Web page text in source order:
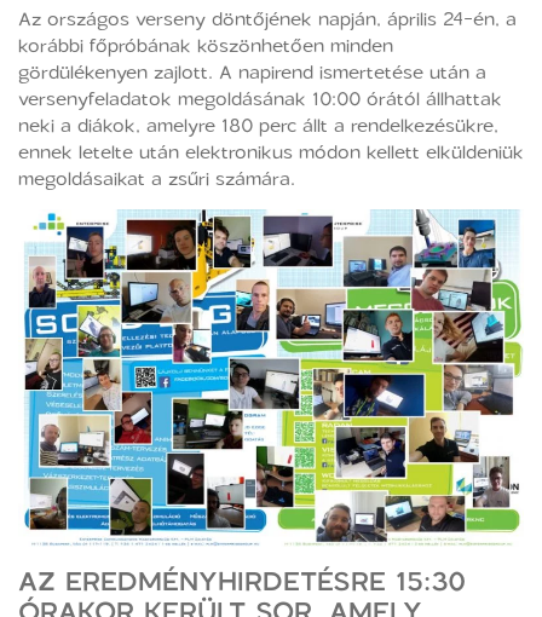
Az országos verseny döntőjének napján, április 24-én, a
korábbi főpróbának köszönhetően minden
gördülékenyen zajlott. A napirend ismertetése után a
versenyfeladatok megoldásának 10:00 órától állhattak
neki a diákok, amelyre 180 perc állt a rendelkezésükre,
ennek letelte után elektronikus módon kellett elküldeniük
megoldásaikat a zsűri számára.
AZ EREDMÉNYHIRDETÉSRE 15:30